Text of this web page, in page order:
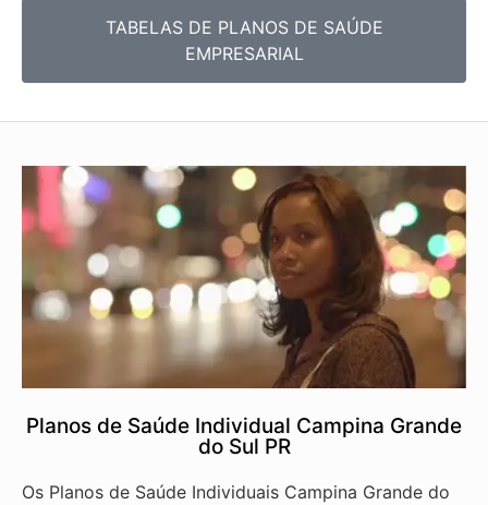
TABELAS DE PLANOS DE SAÚDE
EMPRESARIAL
Planos de Saúde Individual Campina Grande
do Sul PR
Os Planos de Saúde Individuais Campina Grande do